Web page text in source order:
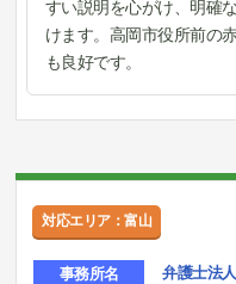
すい説明を心がけ、明確
けます。高岡市役所前の
も良好です。
対応エリア：富山
事務所名 弁護士法